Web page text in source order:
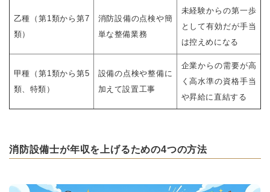
乙種（第1類から第7
類）
消防設備の点検や簡
単な整備業務
未経験からの第一歩
として有効だが手当
は控えめになる
甲種（第1類から第5
類、特類）
設備の点検や整備に
加えて設置工事
企業からの需要が高
く高水準の資格手当
や昇給に直結する
消防設備士が年収を上げるための4つの方法